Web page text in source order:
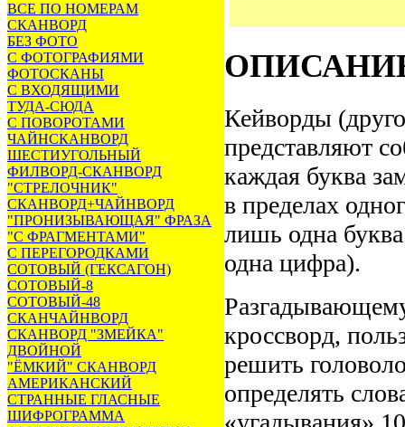
ВСЕ ПО НОМЕРАМ
СКАНВОРД
БЕЗ ФОТО
С ФОТОГРАФИЯМИ
ФОТОСКАНЫ
С ВХОДЯЩИМИ
ТУДА-СЮДА
С ПОВОРОТАМИ
ЧАЙНСКАНВОРД
ШЕСТИУГОЛЬНЫЙ
ФИЛВОРД-СКАНВОРД
"СТРЕЛОЧНИК"
СКАНВОРД+ЧАЙНВОРД
"ПРОНИЗЫВАЮЩАЯ" ФРАЗА
"С ФРАГМЕНТАМИ"
С ПЕРЕГОРОДКАМИ
СОТОВЫЙ (ГЕКСАГОН)
СОТОВЫЙ-8
СОТОВЫЙ-48
СКАНЧАЙНВОРД
СКАНВОРД "ЗМЕЙКА"
ДВОЙНОЙ
"ЁМКИЙ" СКАНВОРД
АМЕРИКАНСКИЙ
СТРАННЫЕ ГЛАСНЫЕ
ШИФРОГРАММА
Кейворды
представляют
каждая буква
в пределах
лишь одна
одна цифра).
кроссворд,
решить
определять